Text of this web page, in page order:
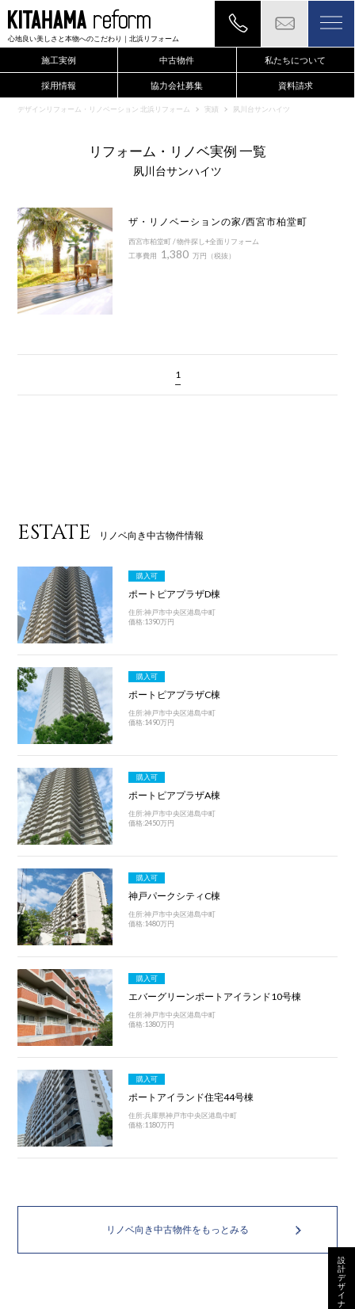
心地良い美しさと本物へのこだわり ｜北浜リフォーム
現地確認のご依頼もこちらから
施工実例 中古物件 私たちについて
採用情報 協力会社募集 資料請求
デザインリフォーム・リノベーション 北浜リフォーム 実績 夙川台サンハイツ
リフォーム・リノベ実例 一覧
夙川台サンハイツ
ザ・リノベーションの家/西宮市柏堂町
西宮市柏堂町 / 物件探し+全面リフォーム
工事費用
1,380 万円（税抜）
1
ESTATE リノベ向き中古物件情報
購入可
ポートピアプラザD棟
住所:神戸市中央区港島中町
価格:1390万円
購入可
ポートピアプラザC棟
住所:神戸市中央区港島中町
価格:1490万円
購入可
ポートピアプラザA棟
住所:神戸市中央区港島中町
価格:2450万円
購入可
神戸パークシティC棟
住所:神戸市中央区港島中町
価格:1480万円
購入可
エバーグリーンポートアイランド10号棟
住所:神戸市中央区港島中町
価格:1380万円
購入可
ポートアイランド住宅44号棟
住所:兵庫県神戸市中央区港島中町
価格:1180万円
リノベ向き中古物件をもっとみる
設
計
デ
ザ
イ
ナ